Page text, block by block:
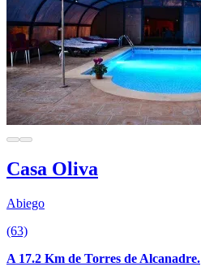
Casa Oliva
Abiego
(63)
A 17.2 Km de Torres de Alcanadre.